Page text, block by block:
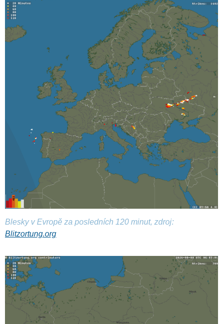
Blesky v Evropě za posledních 120 minut, zdroj:
Blitzortung.org